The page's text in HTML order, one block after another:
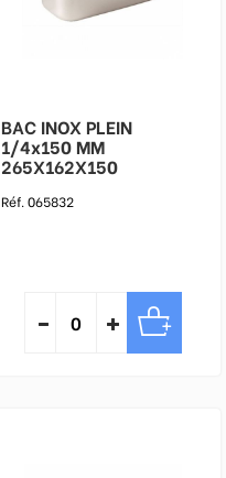
BAC INOX PLEIN
1/4x150 MM
265X162X150
Réf. 065832